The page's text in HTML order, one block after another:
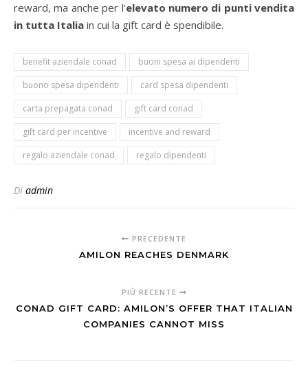
reward, ma anche per l’elevato numero di punti vendita
in tutta Italia in cui la gift card è spendibile.
benefit aziendale conad
buoni spesa ai dipendenti
buono spesa dipendenti
card spesa dipendenti
carta prepagata conad
gift card conad
gift card per incentive
incentive and reward
regalo aziendale conad
regalo dipendenti
Di admin
PRECEDENTE
AMILON REACHES DENMARK
PIÙ RECENTE
CONAD GIFT CARD: AMILON’S OFFER THAT ITALIAN
COMPANIES CANNOT MISS